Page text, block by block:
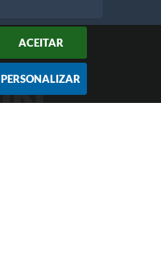
ACEITAR
PERSONALIZAR